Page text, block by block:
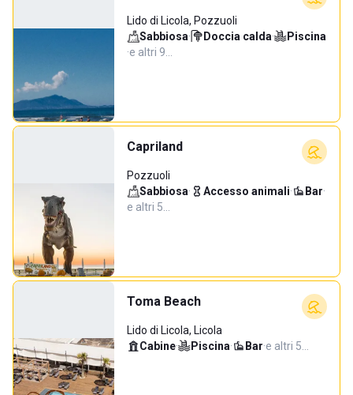
Lido di Licola, Pozzuoli
Sabbiosa· Doccia calda·
Piscina
·e altri 9…
Capriland
Pozzuoli
Sabbiosa· Accesso animali· Bar·
e altri 5…
Toma Beach
Lido di Licola, Licola
Cabine· Piscina· Bar·e altri 5…